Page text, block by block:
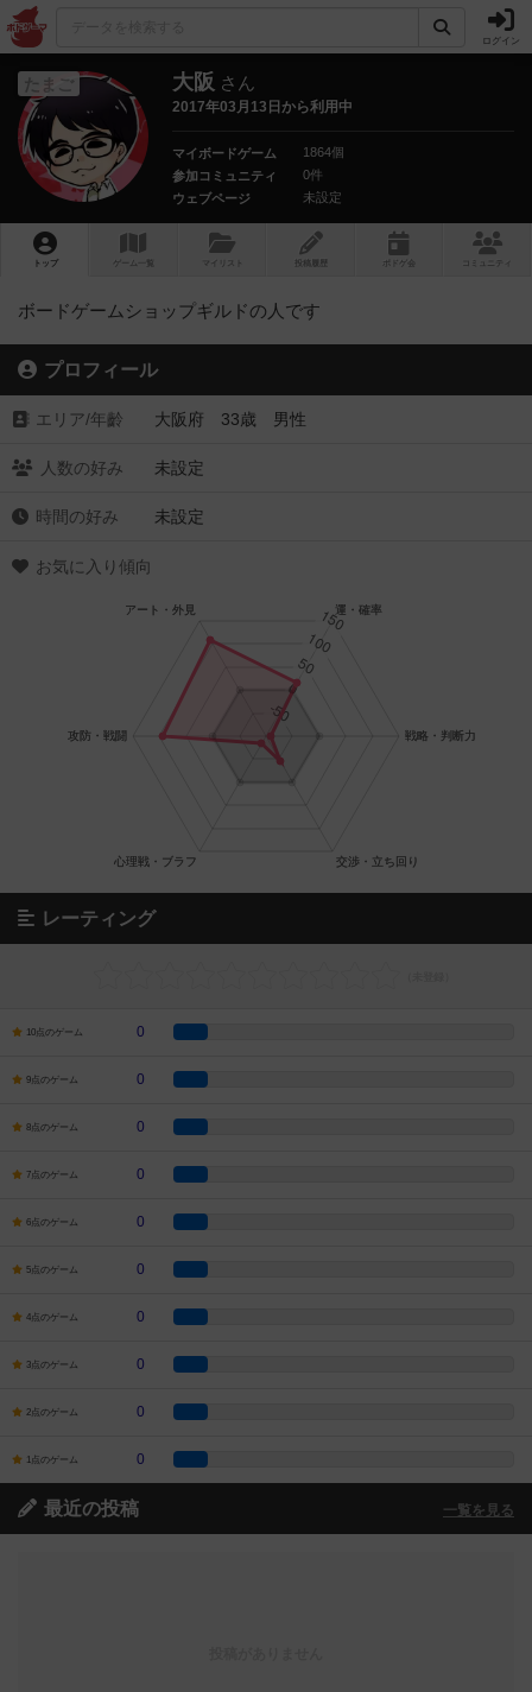
ログイン
たまご 大阪 さん
2017年03月13日から利用中
マイボードゲーム
1864個
参加コミュニティ
0件
ウェブページ
未設定
トップ ゲーム一覧 マイリスト 投稿履歴 ボ ドゲ コミュニティ
ボードゲームショップギルドの人です
プロフィール
エリア/年齡 大阪府 33歳 男性
人数の好み 未設定
時間の好み 未設定
お気に入り傾向
レーティング
10点のゲーム 0
9点のゲーム 0
8点のゲーム 0
7点のゲーム 0
6点のゲーム 0
5点のゲーム 0
4点のゲーム 0
3点のゲーム 0
2点のゲーム 0
1点のゲーム 0
最近の投稿 一覧を見る